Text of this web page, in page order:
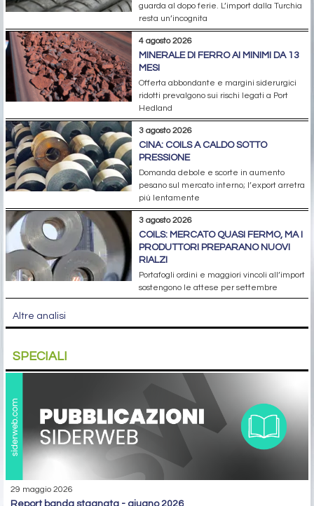
guarda al dopo ferie. L’import dalla Turchia
resta un’incognita
4 agosto 2026
MINERALE DI FERRO AI MINIMI DA 13
MESI
Offerta abbondante e margini siderurgici
ridotti prevalgono sui rischi legati a Port
Hedland
3 agosto 2026
CINA: COILS A CALDO SOTTO
PRESSIONE
Domanda debole e scorte in aumento
pesano sul mercato interno; l’export arretra
più lentamente
3 agosto 2026
COILS: MERCATO QUASI FERMO, MA I
PRODUTTORI PREPARANO NUOVI
RIALZI
Portafogli ordini e maggiori vincoli all’import
sostengono le attese per settembre
Altre analisi
SPECIALI
29 maggio 2026
report banda stagnata - giugno 2026